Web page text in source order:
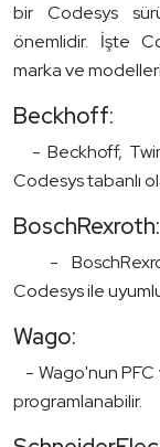
bir Codesys
önemlidir. İşte
marka ve
Beckhoff:
- Beckhoff,
Codesys tabanlı
BoschRexroth:
-
Codesys ile
Wago:
- Wago'nun PFC
programlanabilir.